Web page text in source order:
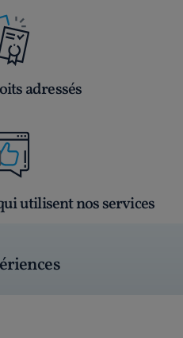
adressés
utilisent nos services